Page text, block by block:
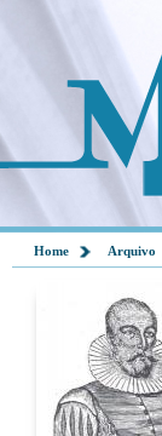
Home Arquivo